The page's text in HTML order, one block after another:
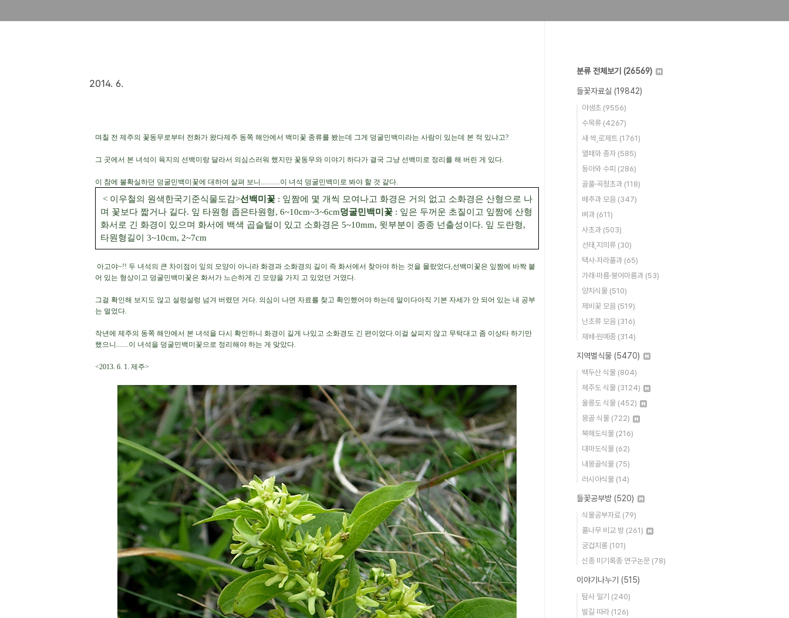
2014. 6.
며칠 전 제주의 꽃동무로부터 전화가 왔다제주 동쪽 해안에서 백미꽃 종류를 봤는데 그게 덩굴민백미라는 사람이 있는데 본 적 있냐고?
그 곳에서 본 녀석이 육지의 선백미랑 달라서 의심스러워 했지만 꽃동무와 이야기 하다가 결국 그냥 선백미로 정리를 해 버린 게 있다.
이 참에 불확실하던 덩굴민백미꽃에 대하여 살펴 보니...........이 녀석 덩굴민백미로 봐야 할 것 같다.
< 이우철의 원색한국기준식물도감>선백미꽃 : 잎짬에 몇 개씩 모여나고 화경은 거의 없고 소화경은 산형으로 나
며 꽃보다 짧거나 길다. 잎 타원형 좁은타원형, 6~10cm~3~6cm덩굴민백미꽃 : 잎은 두꺼운 초질이고 잎짬에 산형
화서로 긴 화경이 있으며 화서에 백색 곱슬털이 있고 소화경은 5~10mm, 윗부분이 종종 넌출성이다. 잎 도란형,
타원형길이 3~10cm, 2~7cm
아고야~!! 두 녀석의 큰 차이점이 잎의 모양이 아니라 화경과 소화경의 길이 즉 화서에서 찾아야 하는 것을 몰랐었다,선백미꽃은 잎짬에 바짝 붙
어 있는 형상이고 덩굴민백미꽃은 화서가 느슨하게 긴 모양을 가지 고 있었던 거였다.
그걸 확인해 보지도 않고 설렁설렁 넘겨 버렸던 거다. 의심이 나면 자료를 찾고 확인했어야 하는데 말이다아직 기본 자세가 안 되어 있는 내 공부
는 멀었다.
작년에 제주의 동쪽 해안에서 본 녀석을 다시 확인하니 화경이 길게 나있고 소화경도 긴 편이었다.이걸 살피지 않고 무턱대고 좀 이상타 하기만
했으니.......이 녀석을 덩굴민백미꽃으로 정리해야 하는 게 맞았다.
<2013. 6. 1. 제주>
분류 전체보기 (26569)
들꽃자료실 (19842)
야생초 (9556)
수목류 (4267)
새 싹,로제트 (1761)
열매와 종자 (585)
동아와 수피 (286)
골풀·곡정초과 (118)
배추과 모음 (347)
벼과 (611)
사초과 (503)
선태,지의류 (30)
택사·자라풀과 (65)
가래·마름·붕어마름과 (53)
양치식물 (510)
제비꽃 모음 (519)
난초류 모음 (316)
재배·원예종 (314)
지역별식물 (5470)
백두산 식물 (804)
제주도 식물 (3124)
울릉도 식물 (452)
몽골 식물 (722)
북해도식물 (216)
대마도식물 (62)
내몽골식물 (75)
러시아식물 (14)
들꽃공부방 (520)
식물공부자료 (79)
풀나무 비교 방 (261)
궁겁지롱 (101)
신종 미기록종 연구논문 (78)
이야기나누기 (515)
탐사 일기 (240)
발길 따라 (126)